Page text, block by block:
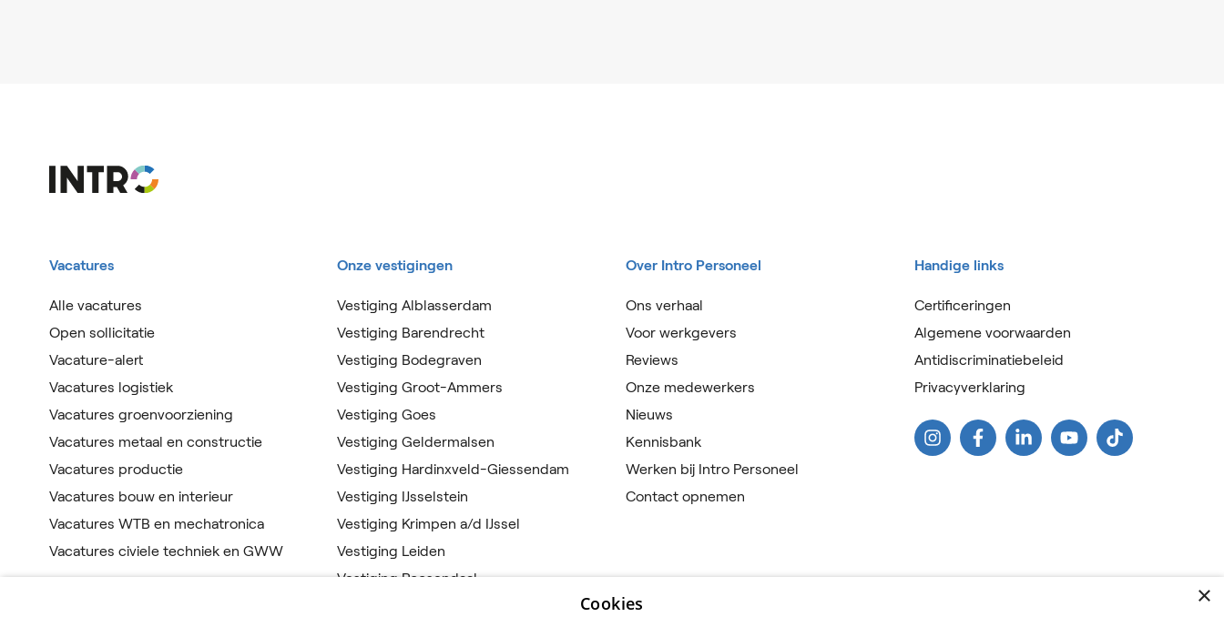
Vacatures
Alle vacatures
Open sollicitatie
Vacature-alert
Vacatures logistiek
Vacatures groenvoorziening
Vacatures metaal en constructie
Vacatures productie
Vacatures bouw en interieur
Vacatures WTB en mechatronica
Vacatures civiele techniek en GWW
Onze vestigingen
Vestiging Alblasserdam
Vestiging Barendrecht
Vestiging Bodegraven
Vestiging Groot-Ammers
Vestiging Goes
Vestiging Geldermalsen
Vestiging Hardinxveld-Giessendam
Vestiging IJsselstein
Vestiging Krimpen a/d IJssel
Vestiging Leiden
Vestiging Roosendaal
Over Intro Personeel
Ons verhaal
Voor werkgevers
Reviews
Onze medewerkers
Nieuws
Kennisbank
Werken bij Intro Personeel
Contact opnemen
Handige links
Certificeringen
Algemene voorwaarden
Antidiscriminatiebeleid
Privacyverklaring
×
Cookies